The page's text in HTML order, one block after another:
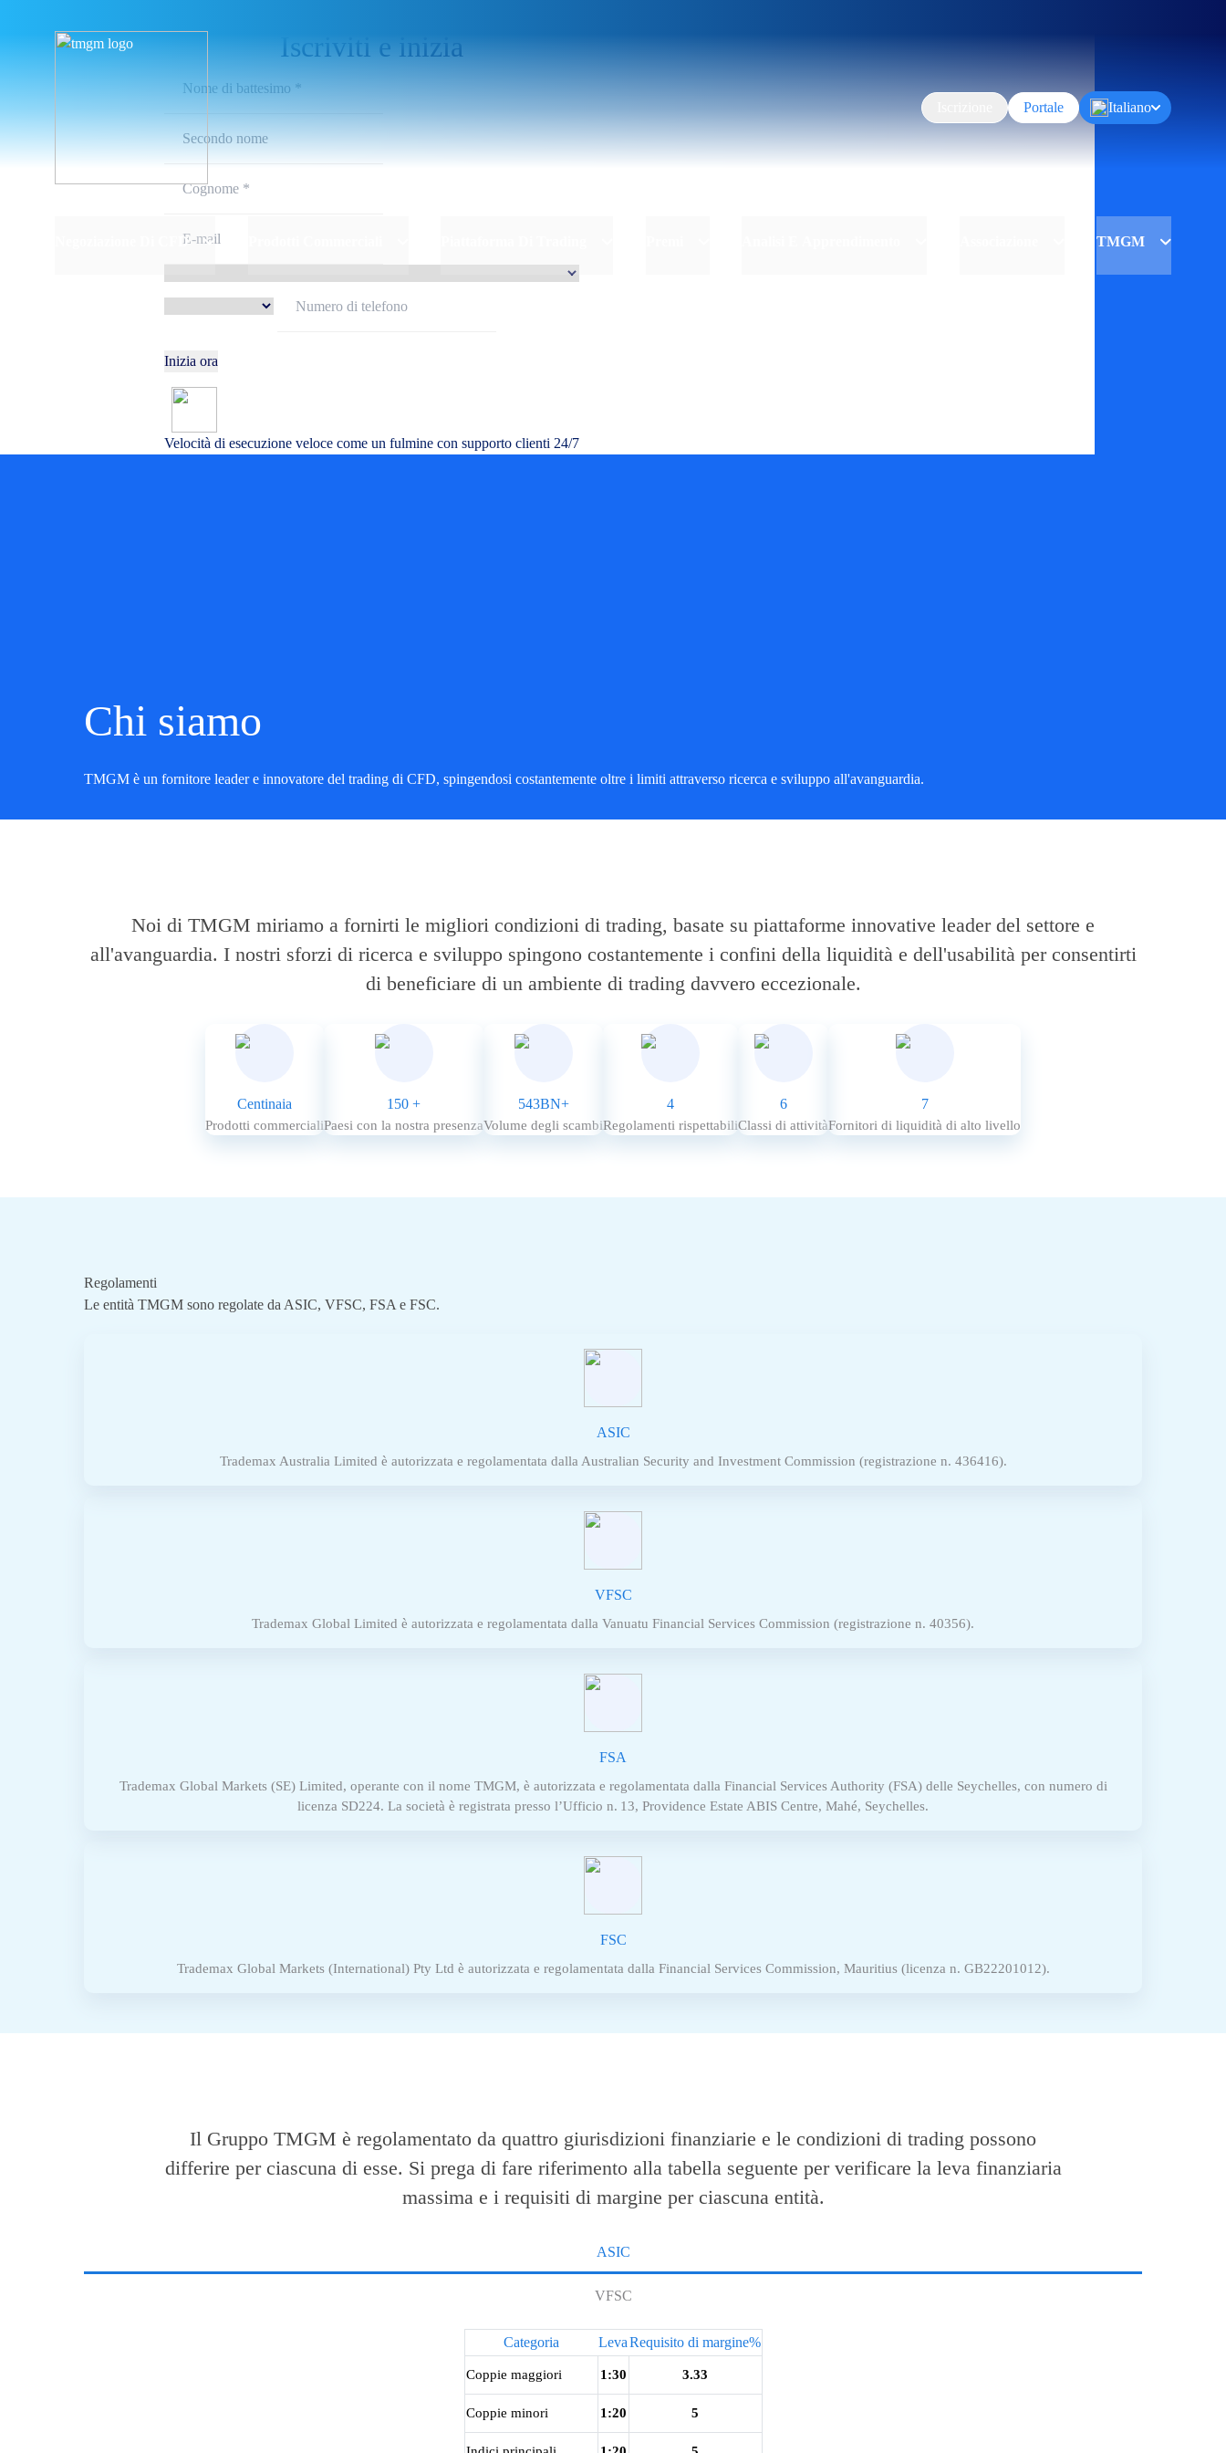
Italiano
Portale
Negoziazione Di CFD TMGM
Iscriviti e inizia
Inizia ora
Velocità di esecuzione veloce come un fulmine con supporto clienti 24/7
Chi siamo
TMGM è un fornitore leader e innovatore del trading di CFD, spingendosi costantemente oltre i limiti attraverso ricerca e sviluppo all'avanguardia.
Noi di TMGM miriamo a fornirti le migliori condizioni di trading, basate su piattaforme innovative leader del settore e
all'avanguardia. I nostri sforzi di ricerca e sviluppo spingono costantemente i confini della liquidità e dell'usabilità per consentirti
di beneficiare di un ambiente di trading davvero eccezionale.
Centinaia
Prodotti commerciali
150 +
Paesi con la nostra presenza
543BN+
Volume degli scambi
4
Regolamenti rispettabili
6
Classi di attività
7
Fornitori di liquidità di alto livello
Regolamenti
Le entità TMGM sono regolate da ASIC, VFSC, FSA e FSC.
ASIC
Trademax Australia Limited è autorizzata e regolamentata dalla Australian Security and Investment Commission (registrazione n. 436416).
VFSC
Trademax Global Limited è autorizzata e regolamentata dalla Vanuatu Financial Services Commission (registrazione n. 40356).
FSA
Trademax Global Markets (SE) Limited, operante con il nome TMGM, è autorizzata e regolamentata dalla Financial Services Authority (FSA) delle Seychelles, con numero di
licenza SD224. La società è registrata presso l’Ufficio n. 13, Providence Estate ABIS Centre, Mahé, Seychelles.
FSC
Trademax Global Markets (International) Pty Ltd è autorizzata e regolamentata dalla Financial Services Commission, Mauritius (licenza n. GB22201012).
Il Gruppo TMGM è regolamentato da quattro giurisdizioni finanziarie e le condizioni di trading possono
differire per ciascuna di esse. Si prega di fare riferimento alla tabella seguente per verificare la leva finanziaria
massima e i requisiti di margine per ciascuna entità.
ASIC
VFSC
Categoria LevaRequisito di margine%
Coppie maggiori 1:30 3.33
Coppie minori 1:20 5